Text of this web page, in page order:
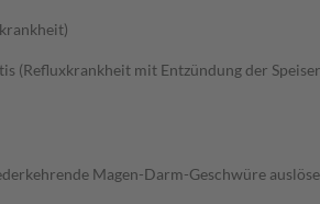
(Refluxkrankheit mit Entzündung der
Magen-Darm-Geschwüre